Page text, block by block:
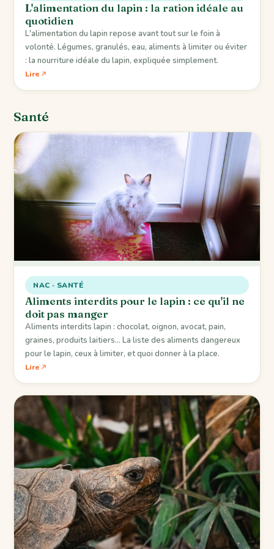
L'alimentation du lapin : la ration idéale au
quotidien
L'alimentation du lapin repose avant tout sur le foin à
volonté. Légumes, granulés, eau, aliments à limiter ou éviter
: la nourriture idéale du lapin, expliquée simplement.
Lire
Santé
NAC · SANTÉ
Aliments interdits pour le lapin : ce qu'il ne
doit pas manger
Aliments interdits lapin : chocolat, oignon, avocat, pain,
graines, produits laitiers… La liste des aliments dangereux
pour le lapin, ceux à limiter, et quoi donner à la place.
Lire